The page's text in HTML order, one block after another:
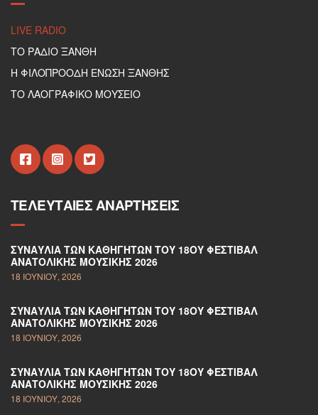
LIVE RADIO
ΤΟ ΡΑΔΙΟ ΞΑΝΘΗ
Η ΦΙΛΟΠΡΟΟΔΗ ΕΝΩΣΗ ΞΑΝΘΗΣ
ΤΟ ΛΑΟΓΡΑΦΙΚΟ ΜΟΥΣΕΙΟ
ΤΕΛΕΥΤΑΊΕΣ ΑΝΑΡΤΉΣΕΙΣ
ΣΥΝΑΥΛΊΑ ΤΩΝ ΚΑΘΗΓΗΤΏΝ ΤΟΥ 18ΟΥ ΦΕΣΤΙΒΆΛ
ΑΝΑΤΟΛΙΚΉΣ ΜΟΥΣΙΚΉΣ 2026
18 ΙΟΥΝΊΟΥ, 2026
ΣΥΝΑΥΛΊΑ ΤΩΝ ΚΑΘΗΓΗΤΏΝ ΤΟΥ 18ΟΥ ΦΕΣΤΙΒΆΛ
ΑΝΑΤΟΛΙΚΉΣ ΜΟΥΣΙΚΉΣ 2026
18 ΙΟΥΝΊΟΥ, 2026
ΣΥΝΑΥΛΊΑ ΤΩΝ ΚΑΘΗΓΗΤΏΝ ΤΟΥ 18ΟΥ ΦΕΣΤΙΒΆΛ
ΑΝΑΤΟΛΙΚΉΣ ΜΟΥΣΙΚΉΣ 2026
18 ΙΟΥΝΊΟΥ, 2026